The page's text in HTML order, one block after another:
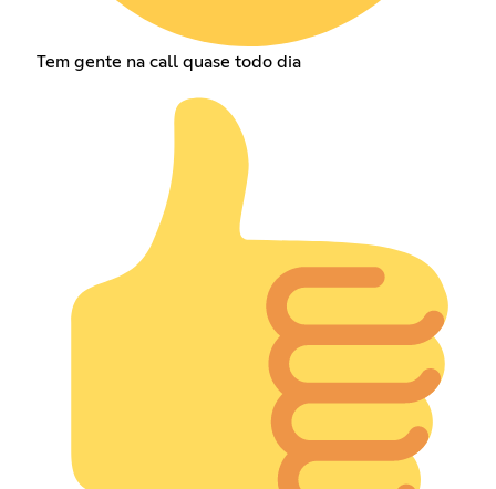
Tem gente na call quase todo dia